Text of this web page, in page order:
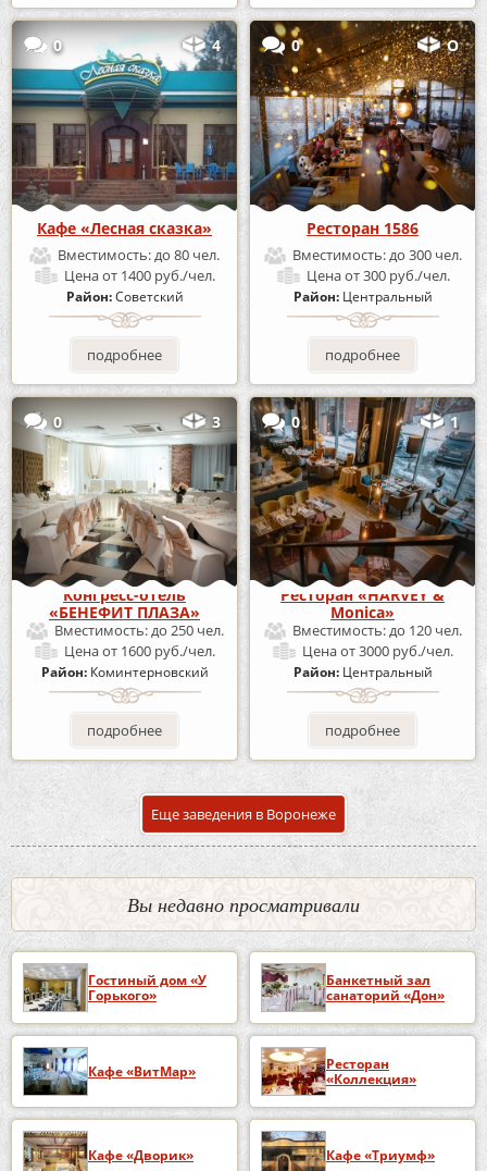
0 4
Кафе «Лесная сказка»
Вместимость: до 80 чел.
Ценаот 1400 руб./чел.
Район:Советский
подробнее
0 О
Ресторан 1586
Вместимость: до 300 чел.
Ценаот 300 руб./чел.
Район: Центральный
подробнее
0 3
Конгресс-отель
«БЕНЕФИТ ПЛАЗА»
Вместимость:до 250 чел.
Ценаот 1600 руб./чел.
Район: Коминтерновский
подробнее
0 1
Ресторан «HARVEY &
Monica»
Вместимость:до 120 чел.
Ценаот 3000 руб./чел.
Район: Центральный
подробнее
Еще заведения в Воронеже
Вы недавно просматривали
Гостиный дом «У
Горького»
Банкетный зал
санаторий «Дон»
Кафе «ВитМар»
Ресторан
«Коллекция»
Кафе «Дворик» Кафе «Триумф»